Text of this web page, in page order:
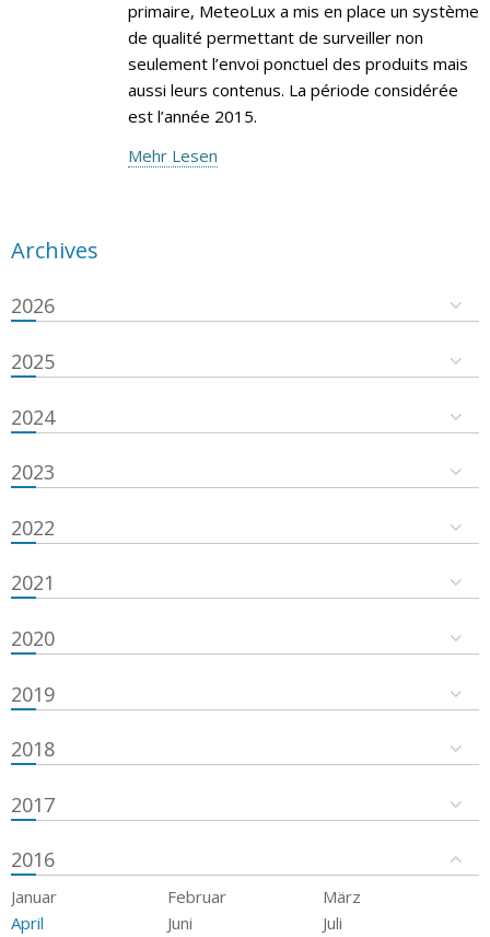
primaire, MeteoLux a mis en place un système
de qualité permettant de surveiller non
seulement l’envoi ponctuel des produits mais
aussi leurs contenus. La période considérée
est l’année 2015.
Mehr Lesen
Archives
2026
2025
2024
2023
2022
2021
2020
2019
2018
2017
2016
Januar Februar
März
April
Juni
Juli